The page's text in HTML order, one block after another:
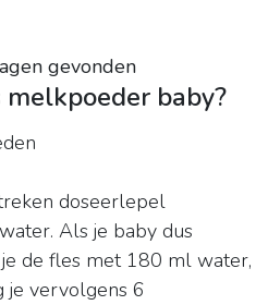
gevonden
melkpoeder baby?
doseerlepel
Als je baby dus
de fles met 180 ml water,
je vervolgens 6